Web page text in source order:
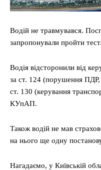
Водій не травмувався.
запропонували пройти
Водія відсторонили від
за ст. 124 (порушення
ст. 130 (керування
КУпАП.
Також водій не мав
на нього ще одну
Нагадаємо, у Київській